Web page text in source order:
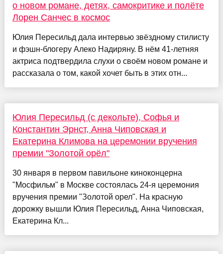
о новом романе, детях, самокритике и полёте
Лорен Санчес в космос
Юлия Пересильд дала интервью звёздному стилисту
и фэшн-блогеру Алеко Надиряну. В нём 41-летняя
актриса подтвердила слухи о своём новом романе и
рассказала о том, какой хочет быть в этих отн...
Юлия Пересильд (с декольте), Софья и
Константин Эрнст, Анна Чиповская и
Екатерина Климова на церемонии вручения
премии "Золотой орёл"
30 января в первом павильоне киноконцерна
"Мосфильм" в Москве состоялась 24-я церемония
вручения премии "Золотой орел". На красную
дорожку вышли Юлия Пересильд, Анна Чиповская,
Екатерина Кл...